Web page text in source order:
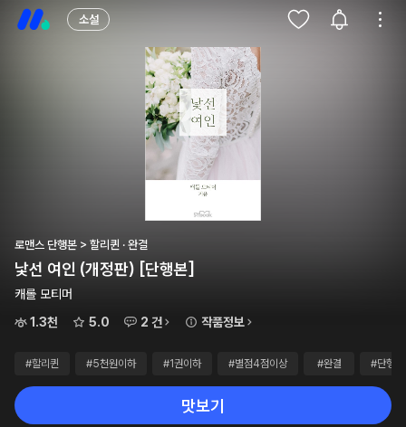
소설
로맨스 단행본 > 할리퀸 · 완결
낯선 여인 (개정판) [단행본]
캐롤 모티머
1.3천
5.0 2 건 작품정보
#할리퀸 #5천원이하 #1권이하 #별점4점이상 #완결 #단행본
맛보기